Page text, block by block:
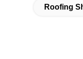
Roofing